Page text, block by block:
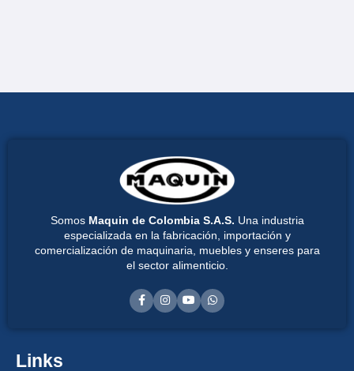
Somos Maquin de Colombia S.A.S. Una industria
especializada en la fabricación, importación y
comercialización de maquinaria, muebles y enseres para
el sector alimenticio.
Links